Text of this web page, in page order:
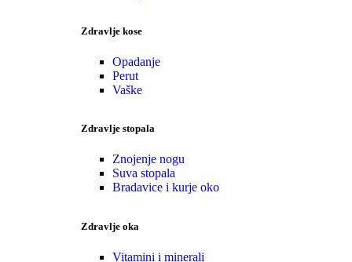
Zdravlje kose
Opadanje
Perut
Vaške
Zdravlje stopala
Znojenje nogu
Suva stopala
Bradavice i kurje oko
Zdravlje oka
Vitamini i minerali